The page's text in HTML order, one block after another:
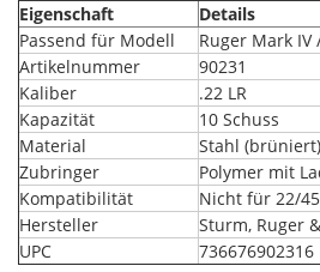
Eigenschaft
Details
Passend für Modell
Ruger Mark
Artikelnummer
90231
Kaliber
.22 LR
Kapazität
10 Schuss
Material
Stahl (brüniert)
Zubringer
Polymer mit
Kompatibilität
Nicht für 22/
Hersteller
Sturm, Ruger
UPC
736676902316